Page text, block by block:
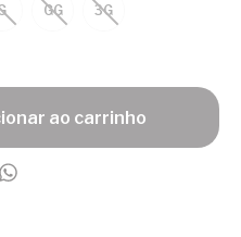
GG 3G
ao carrinho